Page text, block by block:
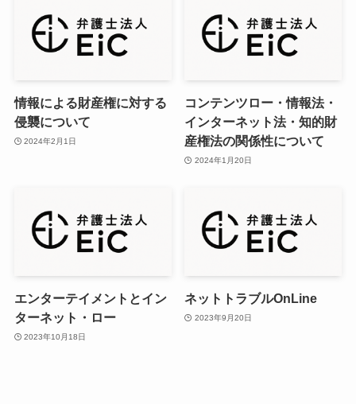
情報による財産権に対する
侵襲について
2024年2月1日
コンテンツロー・情報法・
インターネット法・知的財
産権法の関係性について
2024年1月20日
エンターテイメントとイン
ターネット・ロー
2023年10月18日
ネットトラブルOnLine
2023年9月20日